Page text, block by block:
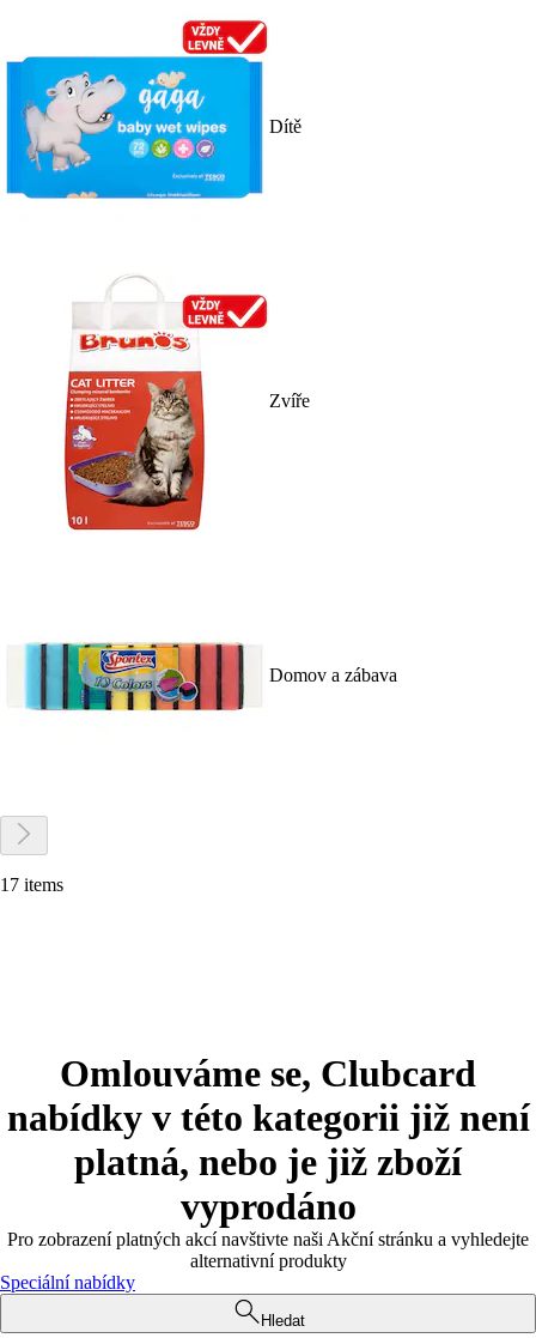
Dítě
Zvíře
Domov a zábava
17 items
Omlouváme se, Clubcard
nabídky v této kategorii již není
platná, nebo je již zboží
vyprodáno
Pro zobrazení platných akcí navštivte naši Akční stránku a vyhledejte
alternativní produkty
Speciální nabídky
Hledat